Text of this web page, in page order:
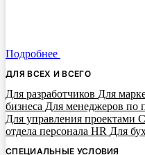
Подробнее
ДЛЯ ВСЕХ И ВСЕГО
Для разработчиков Для
бизнеса Для менеджеров по
Для управления проектами
отдела персонала HR Для
СПЕЦИАЛЬНЫЕ УСЛОВИЯ